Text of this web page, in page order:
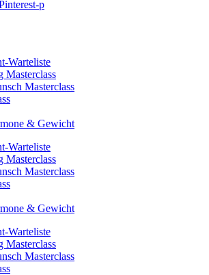
p
Warteliste
Masterclass
Masterclass
& Gewicht
Warteliste
Masterclass
Masterclass
& Gewicht
Warteliste
Masterclass
Masterclass